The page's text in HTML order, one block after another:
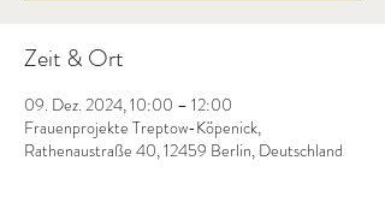
Zeit & Ort
09. Dez. 2024, 10:00 – 12:00
Frauenprojekte Treptow-Köpenick,
Rathenaustraße 40, 12459 Berlin, Deutschland